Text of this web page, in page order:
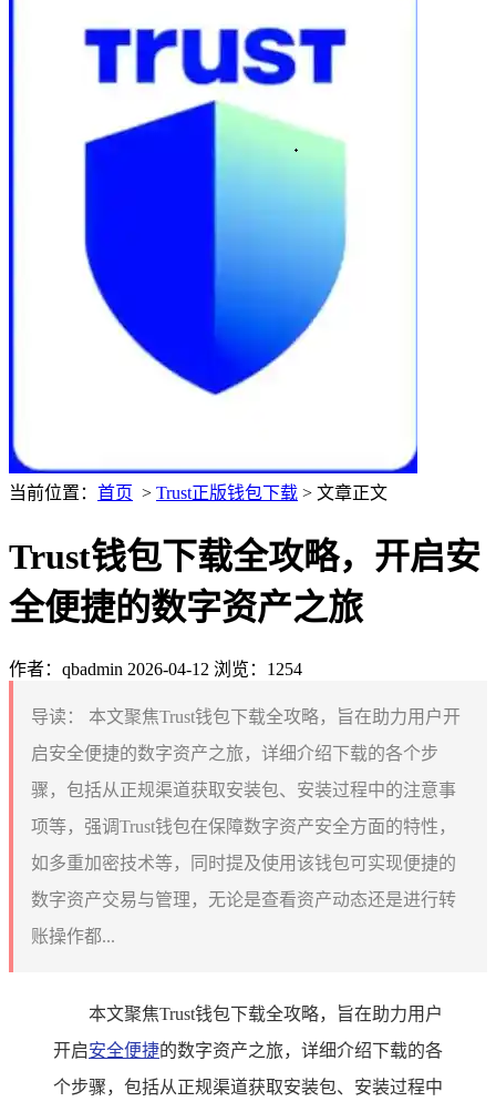
当前位置： 首页 > Trust正版钱包下载 > 文章正文
Trust钱包下载全攻略，开启安
全便捷的数字资产之旅
作者：qbadmin 2026-04-12 浏览：1254
导读：
本文聚焦Trust钱包下载全攻略，旨在助力用户开
启安全便捷的数字资产之旅，详细介绍下载的各个步
骤，包括从正规渠道获取安装包、安装过程中的注意事
项等，强调Trust钱包在保障数字资产安全方面的特性，
如多重加密技术等，同时提及使用该钱包可实现便捷的
数字资产交易与管理，无论是查看资产动态还是进行转
账操作都...
本文聚焦Trust钱包下载全攻略，旨在助力用户
开启安全便捷的数字资产之旅，详细介绍下载的各
个步骤，包括从正规渠道获取安装包、安装过程中